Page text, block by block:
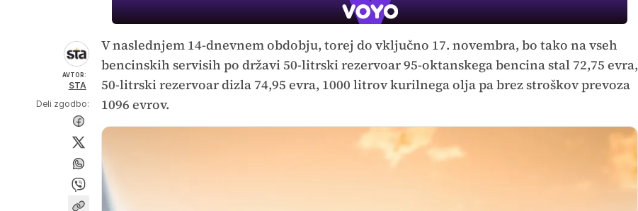
AVTOR:
STA
Deli zgodbo:
V naslednjem 14-dnevnem obdobju, torej do vključno 17. novembra, bo tako na vseh
bencinskih servisih po državi 50-litrski rezervoar 95-oktanskega bencina stal 72,75 evra,
50-litrski rezervoar dizla 74,95 evra, 1000 litrov kurilnega olja pa brez stroškov prevoza
1096 evrov.